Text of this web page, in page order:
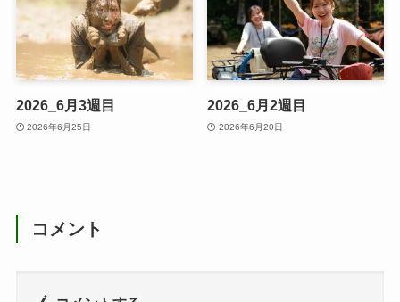
2026_6月3週目
2026年6月25日
2026_6月2週目
2026年6月20日
コメント